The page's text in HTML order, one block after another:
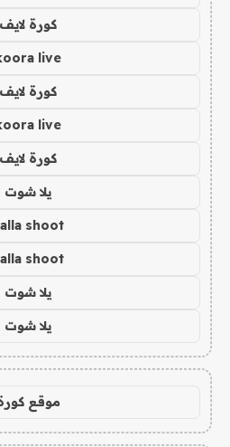
كورة لايف
live
كورة لايف
live
كورة لايف
يلا شوت
shoot
shoot
يلا شوت
يلا شوت
موقع